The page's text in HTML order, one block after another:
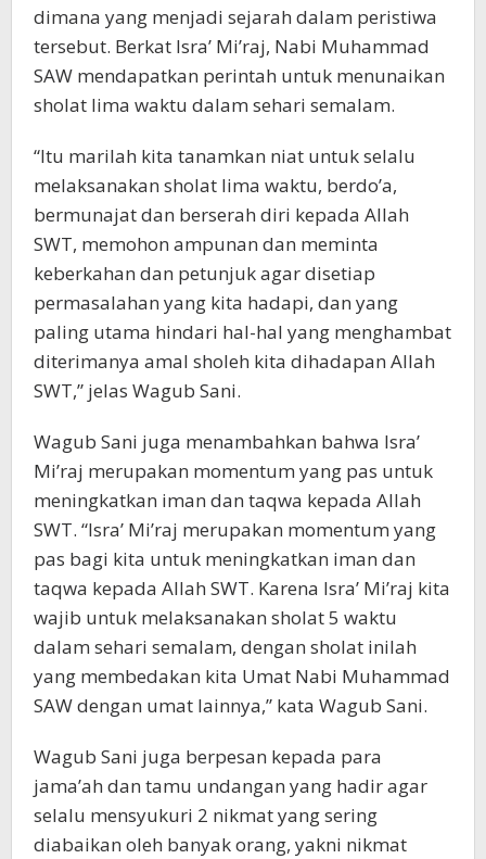
dimana yang menjadi sejarah dalam peristiwa
tersebut. Berkat Isra’ Mi’raj, Nabi Muhammad
SAW mendapatkan perintah untuk menunaikan
sholat lima waktu dalam sehari semalam.
“Itu marilah kita tanamkan niat untuk selalu
melaksanakan sholat lima waktu, berdo’a,
bermunajat dan berserah diri kepada Allah
SWT, memohon ampunan dan meminta
keberkahan dan petunjuk agar disetiap
permasalahan yang kita hadapi, dan yang
paling utama hindari hal-hal yang menghambat
diterimanya amal sholeh kita dihadapan Allah
SWT,” jelas Wagub Sani.
Wagub Sani juga menambahkan bahwa Isra’
Mi’raj merupakan momentum yang pas untuk
meningkatkan iman dan taqwa kepada Allah
SWT. “Isra’ Mi’raj merupakan momentum yang
pas bagi kita untuk meningkatkan iman dan
taqwa kepada Allah SWT. Karena Isra’ Mi’raj kita
wajib untuk melaksanakan sholat 5 waktu
dalam sehari semalam, dengan sholat inilah
yang membedakan kita Umat Nabi Muhammad
SAW dengan umat lainnya,” kata Wagub Sani.
Wagub Sani juga berpesan kepada para
jama’ah dan tamu undangan yang hadir agar
selalu mensyukuri 2 nikmat yang sering
diabaikan oleh banyak orang, yakni nikmat